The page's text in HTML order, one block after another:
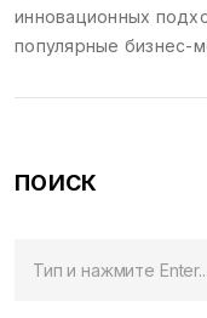
инновационных
популярные бизнес-
на которых можно
конференциях может
ПОИСК